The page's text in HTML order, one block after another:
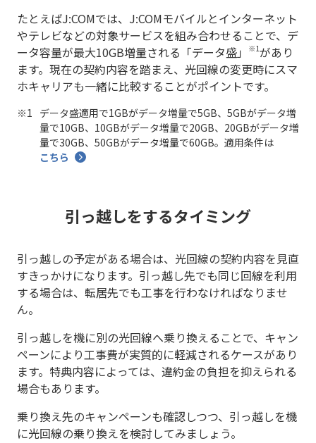
たとえばJ:COMでは、J:COMモバイルとインターネット
やテレビなどの対象サービスを組み合わせることで、デ
ータ容量が最大10GB増量される「データ盛」
※1があり
ます。現在の契約内容を踏まえ、光回線の変更時にスマ
ホキャリアも一緒に比較することがポイントです。
データ盛適用で1GBがデータ増量で5GB、5GBがデータ増
量で10GB、10GBがデータ増量で20GB、20GBがデータ増
量で30GB、50GBがデータ増量で60GB。適用条件は
こちら
引っ越しをするタイミング
引っ越しの予定がある場合は、光回線の契約内容を見直
すきっかけになります。引っ越し先でも同じ回線を利用
する場合は、転居先でも工事を行わなければなりませ
ん。
引っ越しを機に別の光回線へ乗り換えることで、キャン
ペーンにより工事費が実質的に軽減されるケースがあり
ます。特典内容によっては、違約金の負担を抑えられる
場合もあります。
乗り換え先のキャンペーンも確認しつつ、引っ越しを機
に光回線の乗り換えを検討してみましょう。